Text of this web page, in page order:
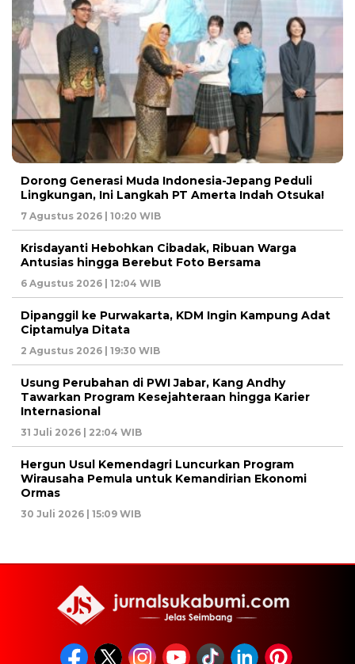
Dorong Generasi Muda Indonesia-Jepang Peduli
Lingkungan, Ini Langkah PT Amerta Indah Otsuka!
7 Agustus 2026 | 10:20 WIB
Krisdayanti Hebohkan Cibadak, Ribuan Warga
Antusias hingga Berebut Foto Bersama
6 Agustus 2026 | 12:04 WIB
Dipanggil ke Purwakarta, KDM Ingin Kampung Adat
Ciptamulya Ditata
2 Agustus 2026 | 19:30 WIB
Usung Perubahan di PWI Jabar, Kang Andhy
Tawarkan Program Kesejahteraan hingga Karier
Internasional
31 Juli 2026 | 22:04 WIB
Hergun Usul Kemendagri Luncurkan Program
Wirausaha Pemula untuk Kemandirian Ekonomi
Ormas
30 Juli 2026 | 15:09 WIB